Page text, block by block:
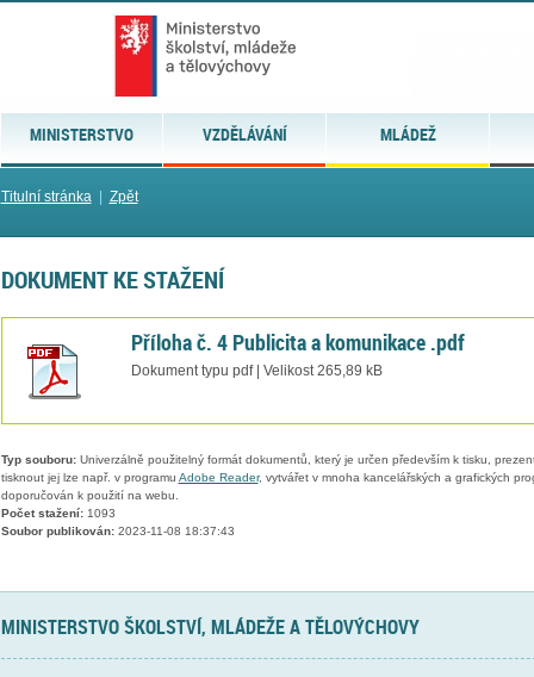
MINISTERSTVO VZDĚLÁVÁNÍ MLÁDEŽ
Titulní stránka| Zpět
DOKUMENT KE STAŽENÍ
Příloha č. 4 Publicita a komunikace .pdf
Dokument typu pdf | Velikost 265,89 kB
Typ souboru:Univerzálně použitelný formát dokumentů, který je určen především k tisku,
tisknout jej lze např. v programu Adobe Reader, vytvářet v mnoha kancelářských a grafických
doporučován k použití na webu.
Počet stažení:1093
Soubor publikován:2023-11-08 18:37:43
MINISTERSTVO ŠKOLSTVÍ, MLÁDEŽE A TĚLOVÝCHOVY